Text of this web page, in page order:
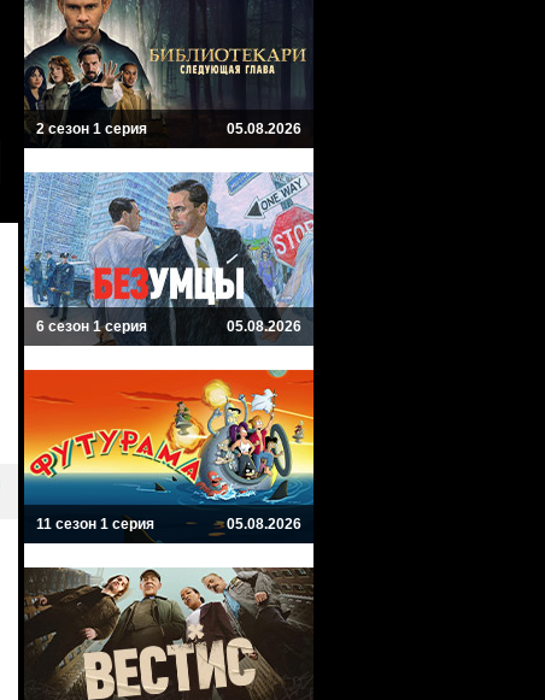
2 сезон 1 серия 05.08.2026
6 сезон 1 серия 05.08.2026
11 сезон 1 серия 05.08.2026